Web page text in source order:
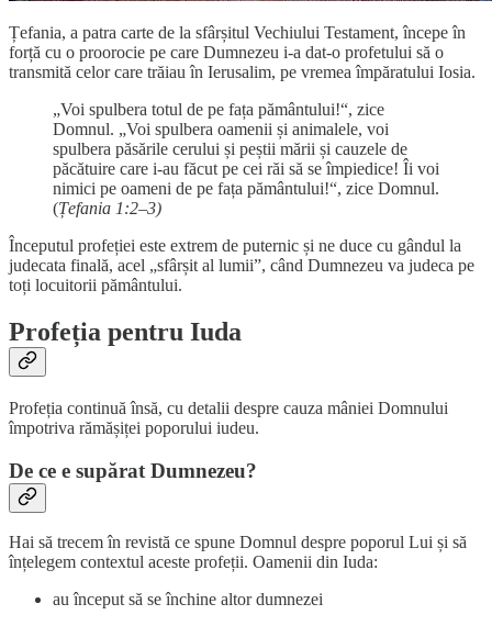
Țefania, a patra carte de la sfârșitul Vechiului Testament, începe în
forță cu o proorocie pe care Dumnezeu i-a dat-o profetului să o
transmită celor care trăiau în Ierusalim, pe vremea împăratului Iosia.
„Voi spulbera totul de pe fața pământului!“, zice
Domnul. „Voi spulbera oamenii și animalele, voi
spulbera păsările cerului și peștii mării și cauzele de
păcătuire care i-au făcut pe cei răi să se împiedice! Îi voi
nimici pe oameni de pe fața pământului!“, zice Domnul.
(Țefania 1:2–3)
Începutul profeției este extrem de puternic și ne duce cu gândul la
judecata finală, acel „sfârșit al lumii”, când Dumnezeu va judeca pe
toți locuitorii pământului.
Profeția pentru Iuda
Profeția continuă însă, cu detalii despre cauza mâniei Domnului
împotriva rămășiței poporului iudeu.
De ce e supărat Dumnezeu?
Hai să trecem în revistă ce spune Domnul despre poporul Lui și să
înțelegem contextul aceste profeții. Oamenii din Iuda:
au început să se închine altor dumnezei